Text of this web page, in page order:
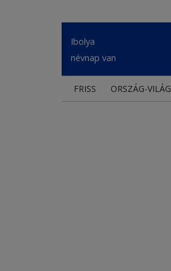
Ibolya
névnap van
FRISS ORSZÁG-VILÁG